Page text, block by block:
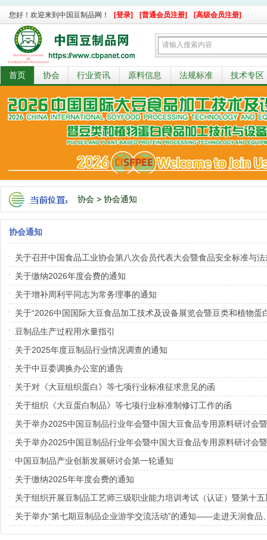
您好！欢迎来到中国豆制品网！ [登录] [普通会员注册] [高级会员注册]
首页 协会 行业资讯 原料信息 法规标准 技术专区
协会 > 协会通知
协会通知
关于召开中国食品工业协会第八次会员代表大会暨食品安全标准与
关于缴纳2026年度会费的通知
关于增补周利平同志为常务理事的通知
关于“2026中国国际大豆食品加工技术及设备展览会暨豆类和植物蛋
豆制品生产过程用水量指引
关于2025年度豆制品行业情况调查的通知
关于中豆委调换办公室的通告
关于对《大豆组织蛋白》等七项行业标准征求意见的函
关于组织《大豆蛋白制品》等七项行业标准制修订工作的函
关于举办2025中国豆制品行业年会暨中国大豆食品专用原料研讨会
中国豆制品产业创新发展研讨会第一轮通知
关于缴纳2025年年度会费的通知
关于举办“第七期豆制品企业游学交流活动”的通知——走进天润食品